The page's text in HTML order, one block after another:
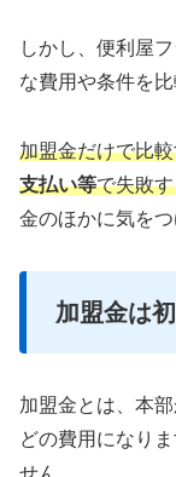
しかし、便利屋
な費用や条件を
加盟金だけで比
支払い等で失敗
金のほかに気を
加盟金は
加盟金とは、本
どの費用になり
せん。